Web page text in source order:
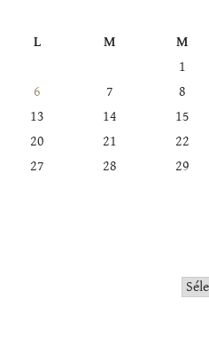
L
M M
1
6
7 8
13
14 15
20
21 22
27
28 29